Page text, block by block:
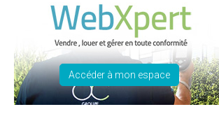
Accéder à mon espace